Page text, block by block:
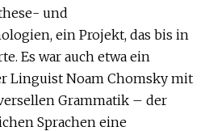
und
ein Projekt, das bis in
Es war auch etwa ein
Linguist Noam Chomsky mit
Grammatik – der
Sprachen eine